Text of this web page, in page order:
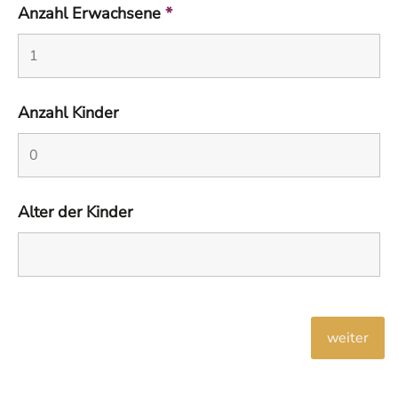
Anzahl Erwachsene *
Anzahl Kinder
Alter der Kinder